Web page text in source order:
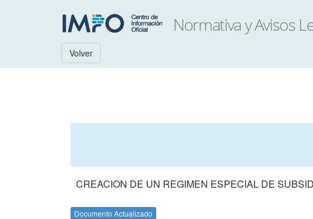
Volver
CREACION DE UN REGIMEN ESPECIAL DE
Documento Actualizado